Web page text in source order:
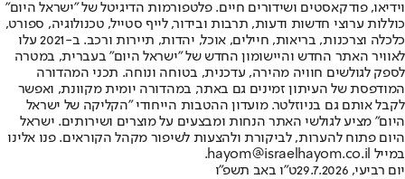
וידיאו, פודקאסטים ושידורים חיים. פלטפורמות הדיגיטל של "ישראל היום"
כוללות ערוצי חדשות ודעות, תרבות ובידור, לייף סטייל, טכנולוגיה, ספורט,
כלכלה וצרכנות, בריאות, חיילים, אוכל, יהדות, תיירות ורכב. ב-2021 עלו
לאוויר האתר החדש והיישומון החדש של "ישראל היום" בעברית, במטרה
לספק לגולשים חוויה מהירה, עדכנית, בטוחה ונוחה. תכני המהדורה
המודפסת של העיתון זמינים גם באתר, במהדורה יומית מקוונת, ואפשר
לקבל אותם גם בניוזלטר. מועדון ההטבות הייחודי "הקליקה של ישראל
היום" מציע לגולשי האתר הנחות ומבצעים על מוצרים ושירותים. ישראל
היום פתוח להערות, לביקורת ולהצעות לשיפור מקהל הקוראים. פנו אלינו
במייל hayom@israelhayom.co.il.
יום רביעי, 29.7.2026
ט"ו באב תשפ"ו